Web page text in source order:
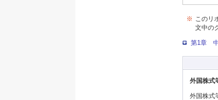
※ このリ
文中の
第1章
外国株式
外国株式